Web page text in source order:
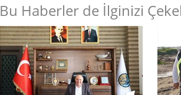
Bu Haberler de İlginizi